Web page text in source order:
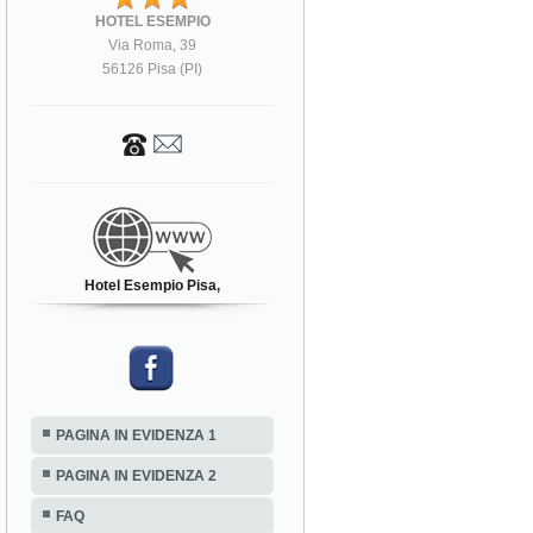
HOTEL ESEMPIO
Via Roma, 39
56126 Pisa (PI)
Hotel Esempio Pisa,
PAGINA IN EVIDENZA 1
PAGINA IN EVIDENZA 2
FAQ